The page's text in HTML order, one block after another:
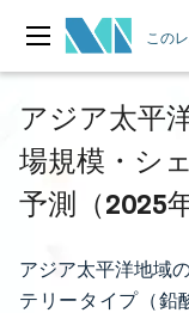
この
アジア太平
場規模・シ
予測（2025
アジア太平洋地域
テリータイプ（鉛